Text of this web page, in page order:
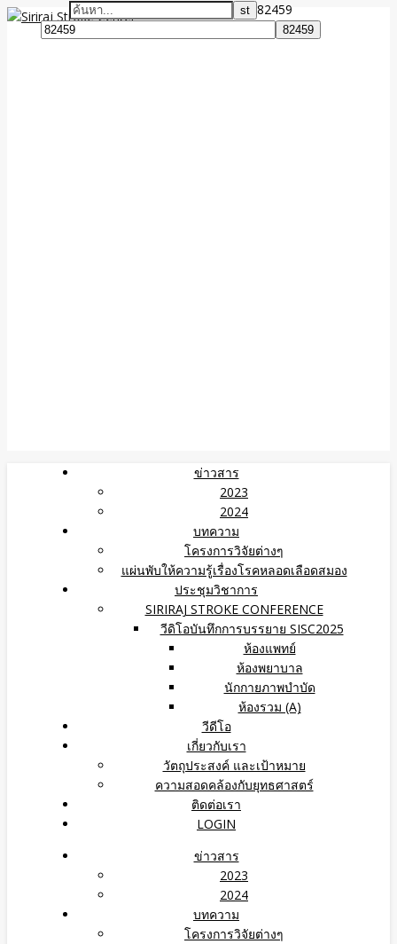
82459
ข่าวสาร
2023
2024
บทความ
โครงการวิจัยต่างๆ
แผ่นพับให้ความรู้เรื่องโรคหลอดเลือดสมอง
ประชุมวิชาการ
SIRIRAJ STROKE CONFERENCE
วีดิโอบันทึกการบรรยาย SISC2025
ห้องแพทย์
ห้องพยาบาล
นักกายภาพบำบัด
ห้องรวม (A)
วีดีโอ
เกี่ยวกับเรา
วัตถุประสงค์ และเป้าหมาย
ความสอดคล้องกับยุทธศาสตร์
ติดต่อเรา
LOGIN
ข่าวสาร
2023
2024
บทความ
โครงการวิจัยต่างๆ